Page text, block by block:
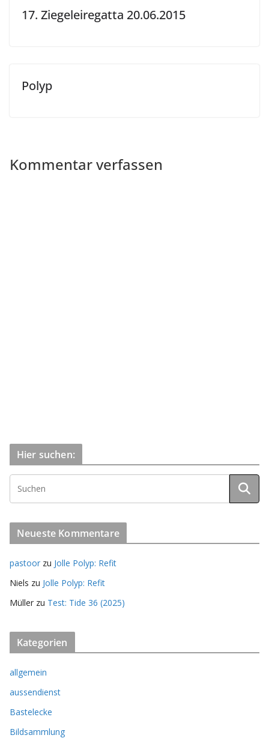
17. Ziegeleiregatta 20.06.2015
Polyp
Kommentar verfassen
Hier suchen:
Neueste Kommentare
pastoor zu Jolle Polyp: Refit
Niels zu Jolle Polyp: Refit
Müller zu Test: Tide 36 (2025)
Kategorien
allgemein
aussendienst
Bastelecke
Bildsammlung